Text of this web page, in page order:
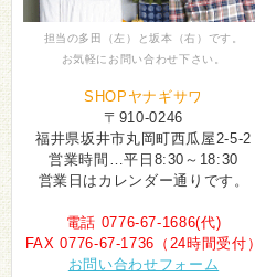
担当の多田（左）と坂本（右）です。
お気軽にお問い合わせ下さい。
SHOPヤナギサワ
〒910-0246
福井県坂井市丸岡町西瓜屋2-5-2
営業時間…平日8:30～18:30
営業日はカレンダー通りです。
電話 0776-67-1686(代)
FAX 0776-67-1736（24時間受付）
お問い合わせフォーム